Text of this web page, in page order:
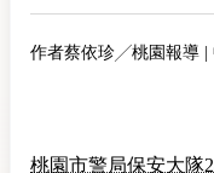
作者蔡依珍╱桃園報導
桃園市警局保安大隊